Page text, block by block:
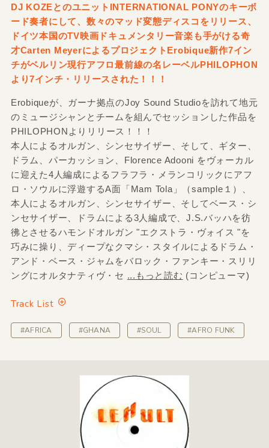
DJ KOZEとのユニットINTERNATIONAL PONYのキーボ
ード奏者にして、数々のマッド変態ディスコをリリース、
ドイツ本国のTV映画ドキュメンタリー音楽も手がける奇
才Carten MeyerによるプロジェクトErobique新作7イン
チがベルリン現行アフロ最前線の名レーベルPHILOPHON
より7インチ・リリースされた！！！
Erobiqueが、ガーナ拠点のJoy Sound Studioを訪れて地元
のミュージシャンとチームを組んでセッションした作品を
PHILOPHONよりリリース！！！
本人によるオルガン、シンセサイザー、そして、ギター、
ドラム、パーカッション、Florence Adooni をヴォーカル
に迎えた4人編成によるフラフラ・メランコリックにアフ
ロ・ソウルに浮遊するA面「Mam Tola」（sample１）、
本人によるオルガン、シンセサイザー、そしてベース・シ
ンセサイザー、ドラムによる3人編成で、J.S.バッハを彷
彿とさせるハモンドオルガン "エクストラ・ヴォイス "を
巧みに操り、ディープなクマシ・スタイルによるドラム・
アンド・ベース・ジャムをバロック・ファンキー・スリリ
ングにオルタナティヴ・セ ...もっと読む (コンピューマ)
Track List
#AFRICA #GHANA #SOUL #AFRO FUNK